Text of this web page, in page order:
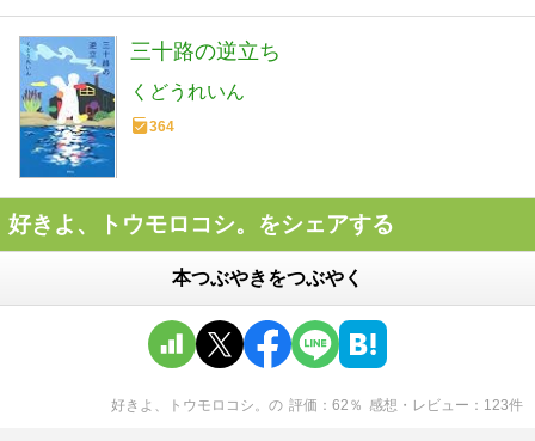
三十路の逆立ち
くどうれいん
364
好きよ、トウモロコシ。をシェアする
本つぶやきをつぶやく
好きよ、トウモロコシ。 の 評価 62 ％ 感想・レビュー 123件